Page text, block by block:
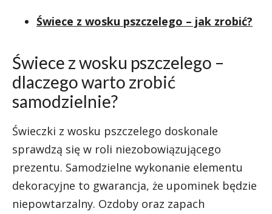
Świece z wosku pszczelego – jak zrobić?
Świece z wosku pszczelego –
dlaczego warto zrobić
samodzielnie?
Świeczki z wosku pszczelego doskonale
sprawdzą się w roli niezobowiązującego
prezentu. Samodzielne wykonanie elementu
dekoracyjne to gwarancja, że upominek będzie
niepowtarzalny. Ozdoby oraz zapach